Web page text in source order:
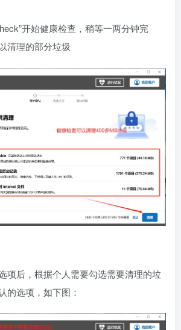
开始健康检查，稍等一两分钟完
清理的部分垃圾
项后，根据个人需要勾选需要清理的垃
的选项，如下图：